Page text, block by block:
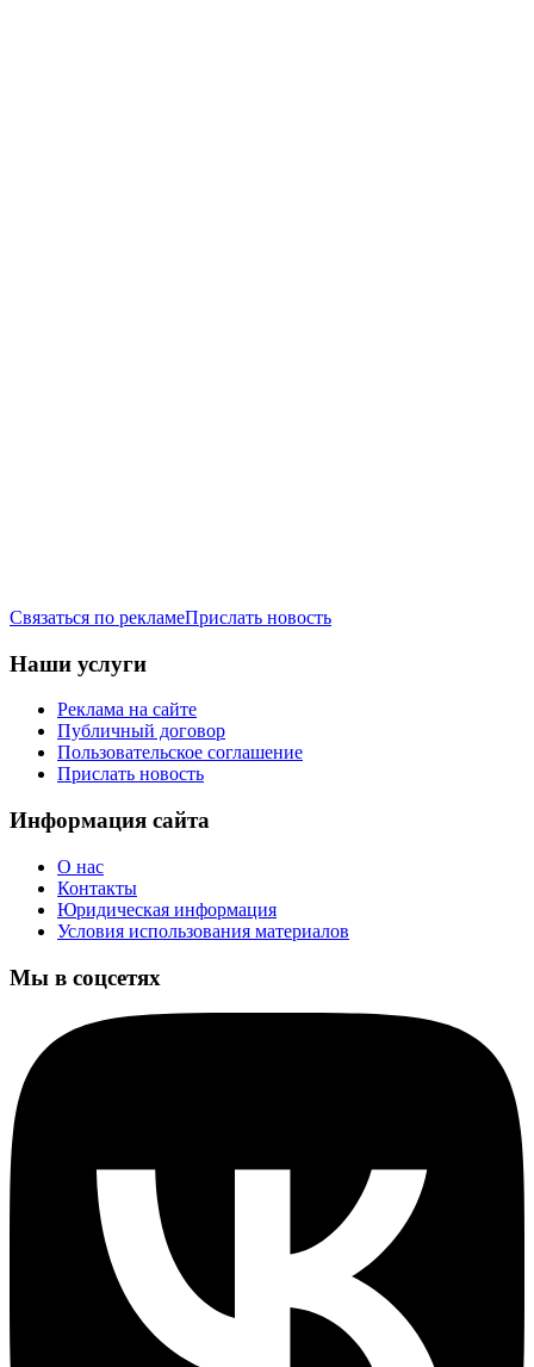
Связаться по рекламеПрислать новость
Наши услуги
Реклама на сайте
Публичный договор
Пользовательское соглашение
Прислать новость
Информация сайта
О нас
Контакты
Юридическая информация
Условия использования материалов
Мы в соцсетях